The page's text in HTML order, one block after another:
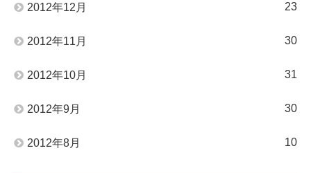
2012年12月 23
2012年11月 30
2012年10月 31
2012年9月 30
2012年8月 10